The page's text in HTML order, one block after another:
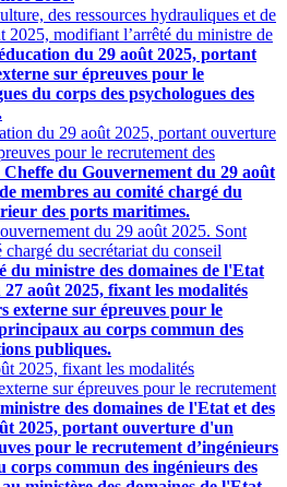
des ressources hydrauliques et de
2025, modifiant l’arrêté du ministre de
du 29 août 2025, portant
sur épreuves pour le
du corps des psychologues des
du 29 août 2025, portant ouverture
pour le recrutement des
du Gouvernement du 29 août
membres au comité chargé du
des ports maritimes.
du 29 août 2025. Sont
du secrétariat du conseil
du ministre des domaines de l'Etat
août 2025, fixant les modalités
externe sur épreuves pour le
au corps commun des
publiques.
2025, fixant les modalités
sur épreuves pour le recrutement
des domaines de l'Etat et des
2025, portant ouverture d'un
pour le recrutement d’ingénieurs
commun des ingénieurs des